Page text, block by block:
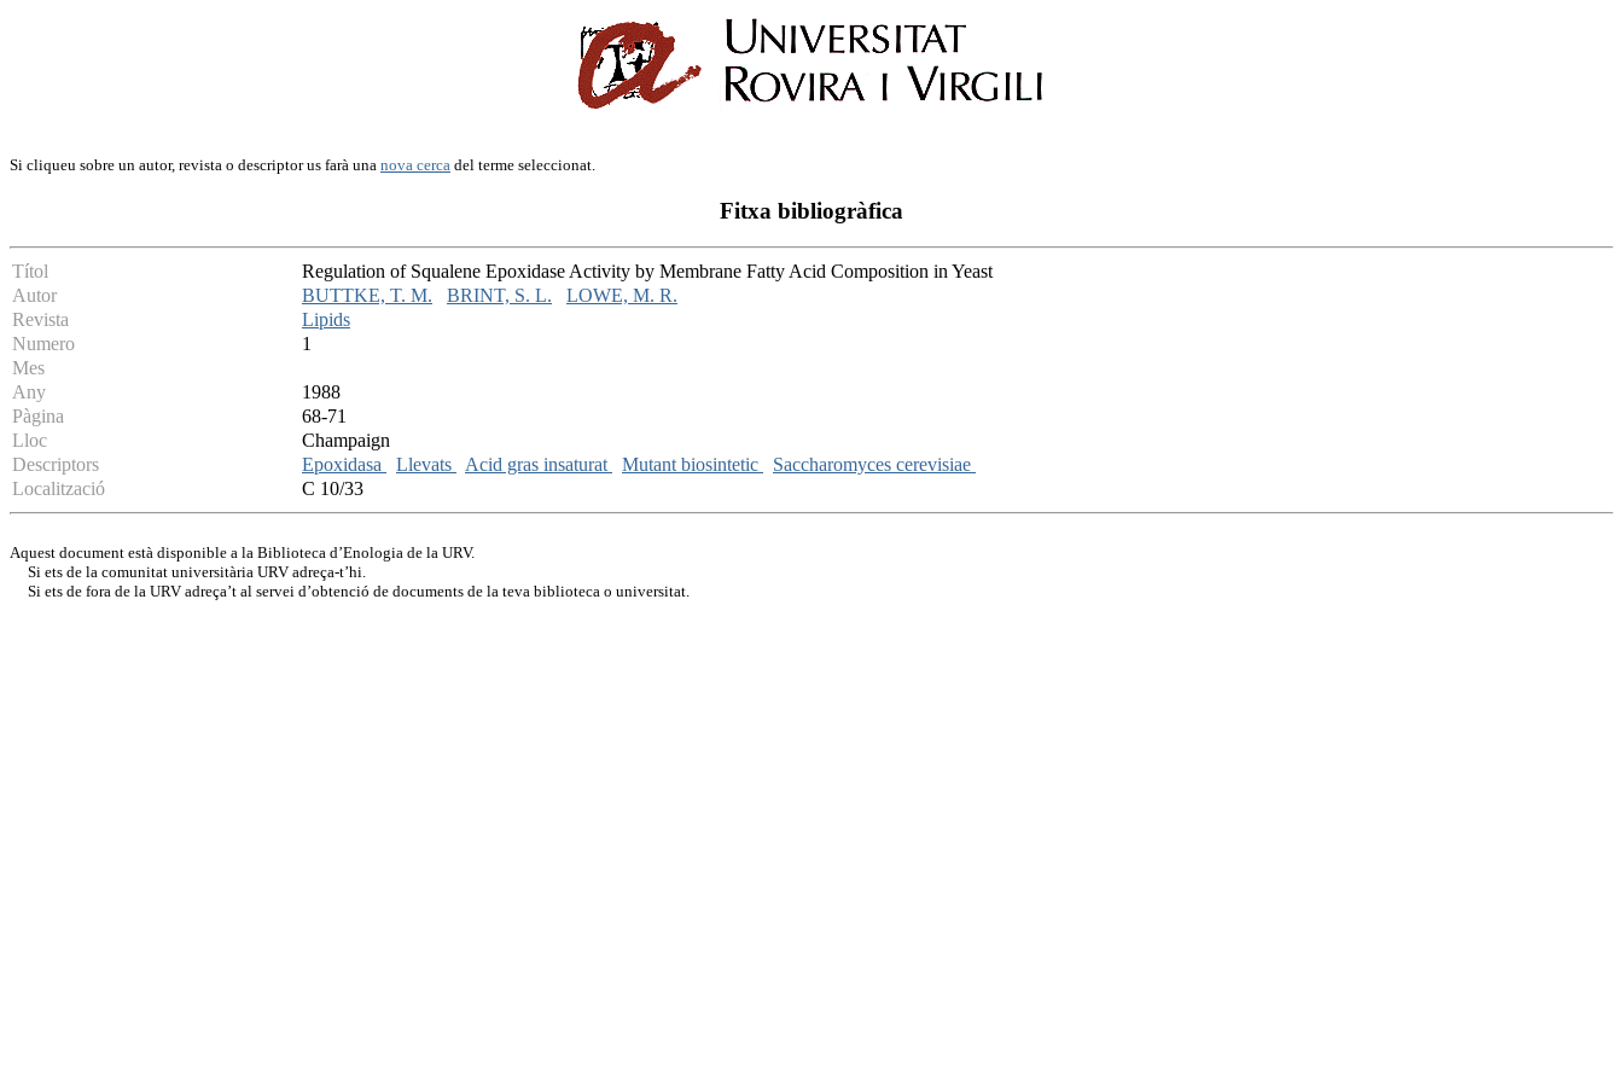
Si cliqueu sobre un autor, revista o descriptor us farà una nova cerca del terme seleccionat.
Fitxa bibliogràfica
Títol
Regulation of Squalene Epoxidase Activity by Membrane Fatty Acid Composition in Yeast
Autor
BUTTKE, T. M. BRINT, S. L.
LOWE, M. R.
Revista
Lipids
Numero
1
Mes
Any
1988
Pàgina
68-71
Lloc
Champaign
Descriptors
Epoxidasa Llevats Acid gras insaturat Mutant biosintetic
Saccharomyces cerevisiae
Localització
C 10/33
Aquest document està disponible a la Biblioteca d’Enologia de la URV.
Si ets de la comunitat universitària URV adreça-t’hi.
Si ets de fora de la URV adreça’t al servei d’obtenció de documents de la teva biblioteca o universitat.